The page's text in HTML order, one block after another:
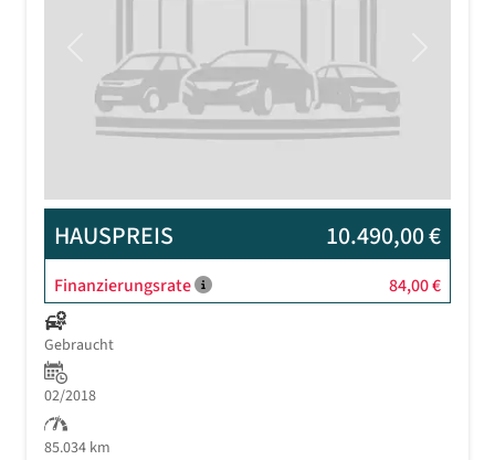
Previous
HAUSPREIS 10.490,00 €
Finanzierungsrate 84,00 €
Gebraucht
02/2018
85.034 km